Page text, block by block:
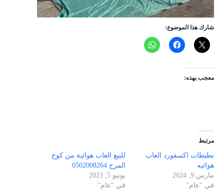
شارك هذا الموضوع:
معجب بهذه:
مرتبط
نطيطات اكسفورد العاب
هوائيه
مارس 9, 2024
في "عام"
للبيع العاب هوائية من كوخ
المرح 0502008264
يونيو 5, 2023
في "عام"